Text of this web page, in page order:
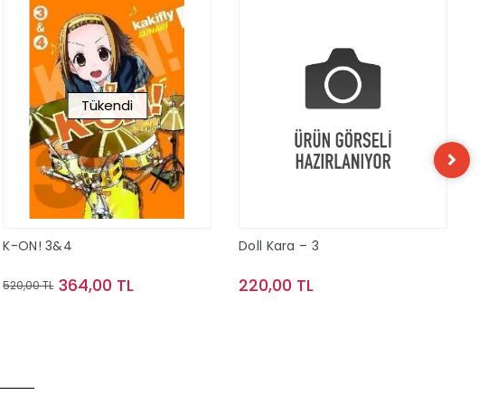
Tükendi
K-ON! 3&4
520,00 TL 364,00 TL
Doll Kara – 3
220,00 TL